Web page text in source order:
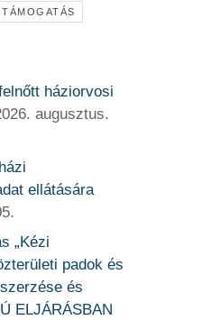
TÁMOGATÁS
háziorvosi
augusztus.
ellátására
„Kézi
padok és
és
ELJÁRÁSBAN